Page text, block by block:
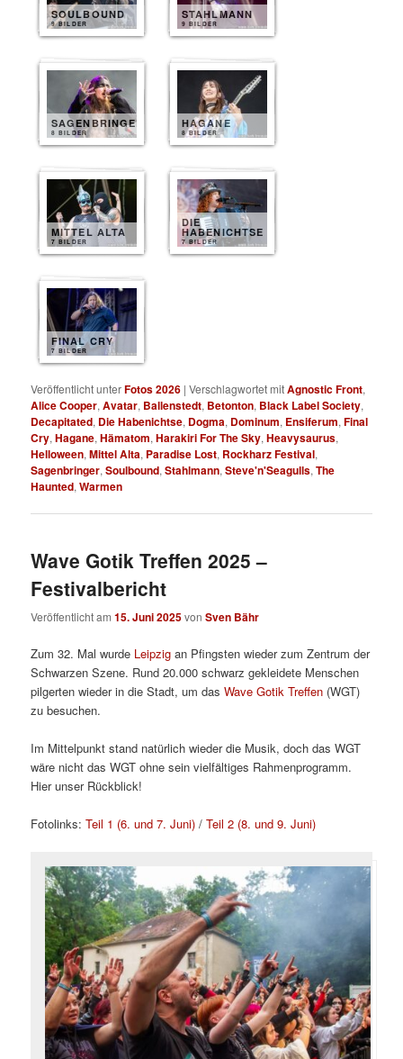
SOULBOUND
9 BILDER
STAHLMANN
9 BILDER
SAGENBRINGER
8 BILDER
HAGANE
8 BILDER
MITTEL ALTA
7 BILDER
DIE
HABENICHTSE
7 BILDER
FINAL CRY
7 BILDER
Veröffentlicht unterFotos 2026 |Verschlagwortet mitAgnostic Front,
Alice Cooper,Avatar, Ballenstedt, Betonton, Black Label Society,
Decapitated, Die Habenichtse, Dogma, Dominum, Ensiferum,Final
Cry,Hagane,Hämatom,Harakiri For The Sky,Heavysaurus,
Helloween,Mittel Alta, Paradise Lost, Rockharz Festival,
Sagenbringer,Soulbound,Stahlmann,Steve'n'Seagulls,The
Haunted,Warmen
Wave Gotik Treffen 2025 –
Festivalbericht
Veröffentlicht am15. Juni 2025vonSven Bähr
Zum 32. Mal wurde Leipzig an Pfingsten wieder zum Zentrum der
Schwarzen Szene. Rund 20.000 schwarz gekleidete Menschen
pilgerten wieder in die Stadt, um dasWave Gotik Treffen (WGT)
zu besuchen.
Im Mittelpunkt stand natürlich wieder die Musik, doch das WGT
wäre nicht das WGT ohne sein vielfältiges Rahmenprogramm.
Hier unser Rückblick!
Fotolinks:Teil 1 (6. und 7. Juni) /Teil 2 (8. und 9. Juni)